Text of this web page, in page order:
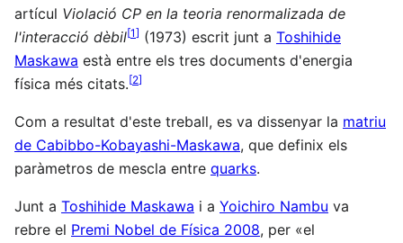
artícul Violació CP en la teoria renormalizada de
l'interacció dèbil[1] (1973) escrit junt a Toshihide
Maskawa està entre els tres documents d'energia
física més citats.[2]
Com a resultat d'este treball, es va dissenyar la matriu
de Cabibbo-Kobayashi-Maskawa, que definix els
paràmetros de mescla entre quarks.
Junt a Toshihide Maskawa i a Yoichiro Nambu va
rebre el Premi Nobel de Física 2008, per «el